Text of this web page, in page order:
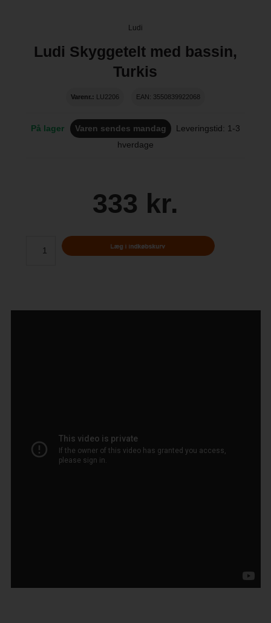
Ludi
Ludi Skyggetelt med bassin,
Turkis
Varenr.: LU2206 EAN: 3550839922068
På lager Varen sendes mandag
Leveringstid: 1-3
hverdage
333 kr.
Bassinet gøres klar ved at grave en hul i sandet og
ligge bassinet deri. Fyld det med vand, og det er klar til